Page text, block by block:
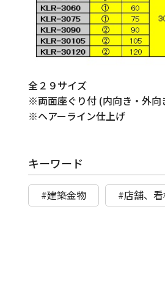
全２９サイズ
※両面座ぐり付 (内向き・外向
※ヘアーライン仕上げ
キーワード
#建築金物 #店舗、